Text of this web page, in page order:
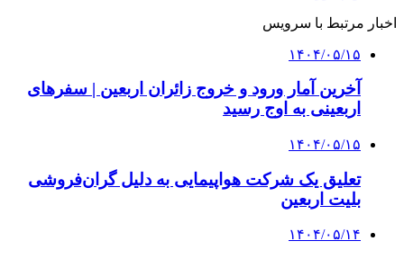
اخبار مرتبط با سرویس
۱۴۰۴/۰۵/۱۵
آخرین آمار ورود و خروج زائران اربعین | سفرهای
اربعینی به اوج رسید
۱۴۰۴/۰۵/۱۵
تعلیق یک شرکت هواپیمایی به دلیل گران‌فروشی
بلیت اربعین
۱۴۰۴/۰۵/۱۴